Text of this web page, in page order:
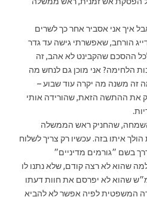
איך אני אסביר אחר כך לשרים
הורחב, שאפשרתי גישה עד גדר
ההסכם שהקבינט לא אהב, זה
הלחימה? אני מוכן גם לנחש מה
זה משנה מה יקרה עוד שבוע –
את ההתשה הזאת, שהורידה אותי
שהחניק ראש הממשלה
איתו בזה. עכשיו רק צריך לשלוח
בשם ״גורמים מדיניים״
שהוא לא רצה קודם, שלא נתנו לו
שהוא לא יפרסם את חוות דעתו
המשפטית לפיה אפשר לא להביא